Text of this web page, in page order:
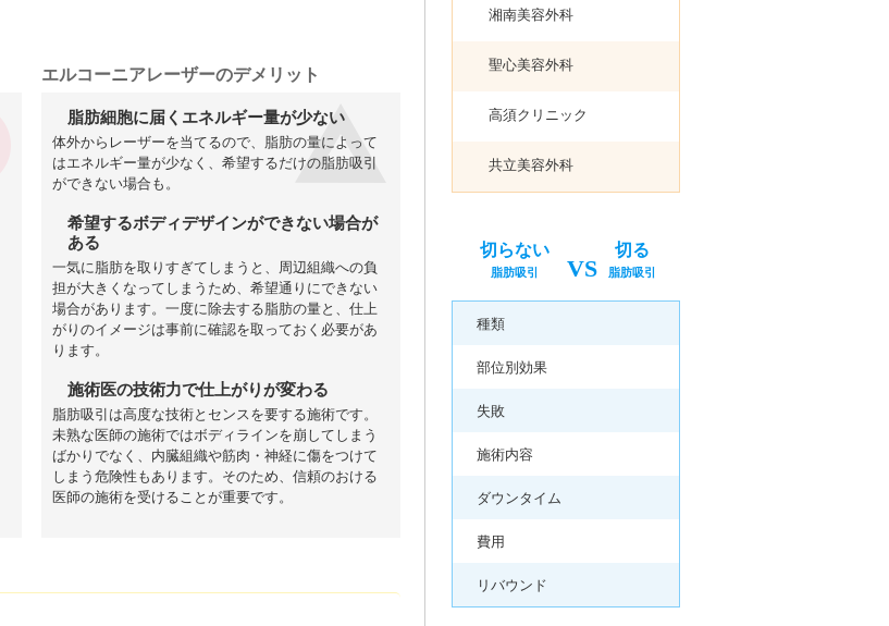
エルコーニアレーザーのデメリット
脂肪細胞に届くエネルギー量が少ない
体外からレーザーを当てるので、脂肪の量によって
はエネルギー量が少なく、希望するだけの脂肪吸引
ができない場合も。
希望するボディデザインができない場合が
ある
一気に脂肪を取りすぎてしまうと、周辺組織への負
担が大きくなってしまうため、希望通りにできない
場合があります。一度に除去する脂肪の量と、仕上
がりのイメージは事前に確認を取っておく必要があ
ります。
施術医の技術力で仕上がりが変わる
脂肪吸引は高度な技術とセンスを要する施術です。
未熟な医師の施術ではボディラインを崩してしまう
ばかりでなく、内臓組織や筋肉・神経に傷をつけて
しまう危険性もあります。そのため、信頼のおける
医師の施術を受けることが重要です。
湘南美容外科
聖心美容外科
高須クリニック
共立美容外科
切らない
脂肪吸引 VS
切る
脂肪吸引
種類
部位別効果
失敗
施術内容
ダウンタイム
費用
リバウンド